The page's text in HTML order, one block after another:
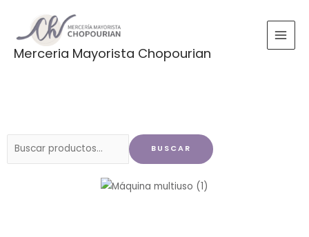
contenido
Merceria Mayorista Chopourian
Buscar
BUSCAR